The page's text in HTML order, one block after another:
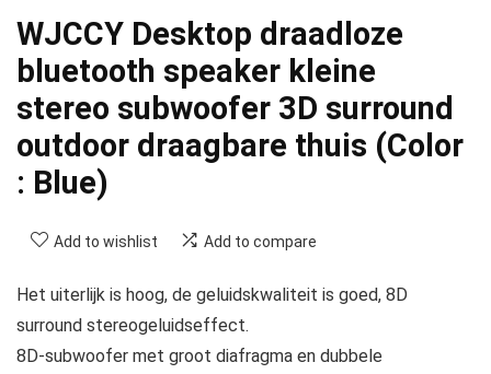
WJCCY Desktop draadloze
bluetooth speaker kleine
stereo subwoofer 3D surround
outdoor draagbare thuis (Color
: Blue)
Add to wishlist Add to compare
Het uiterlijk is hoog, de geluidskwaliteit is goed, 8D
surround stereogeluidseffect.
8D-subwoofer met groot diafragma en dubbele